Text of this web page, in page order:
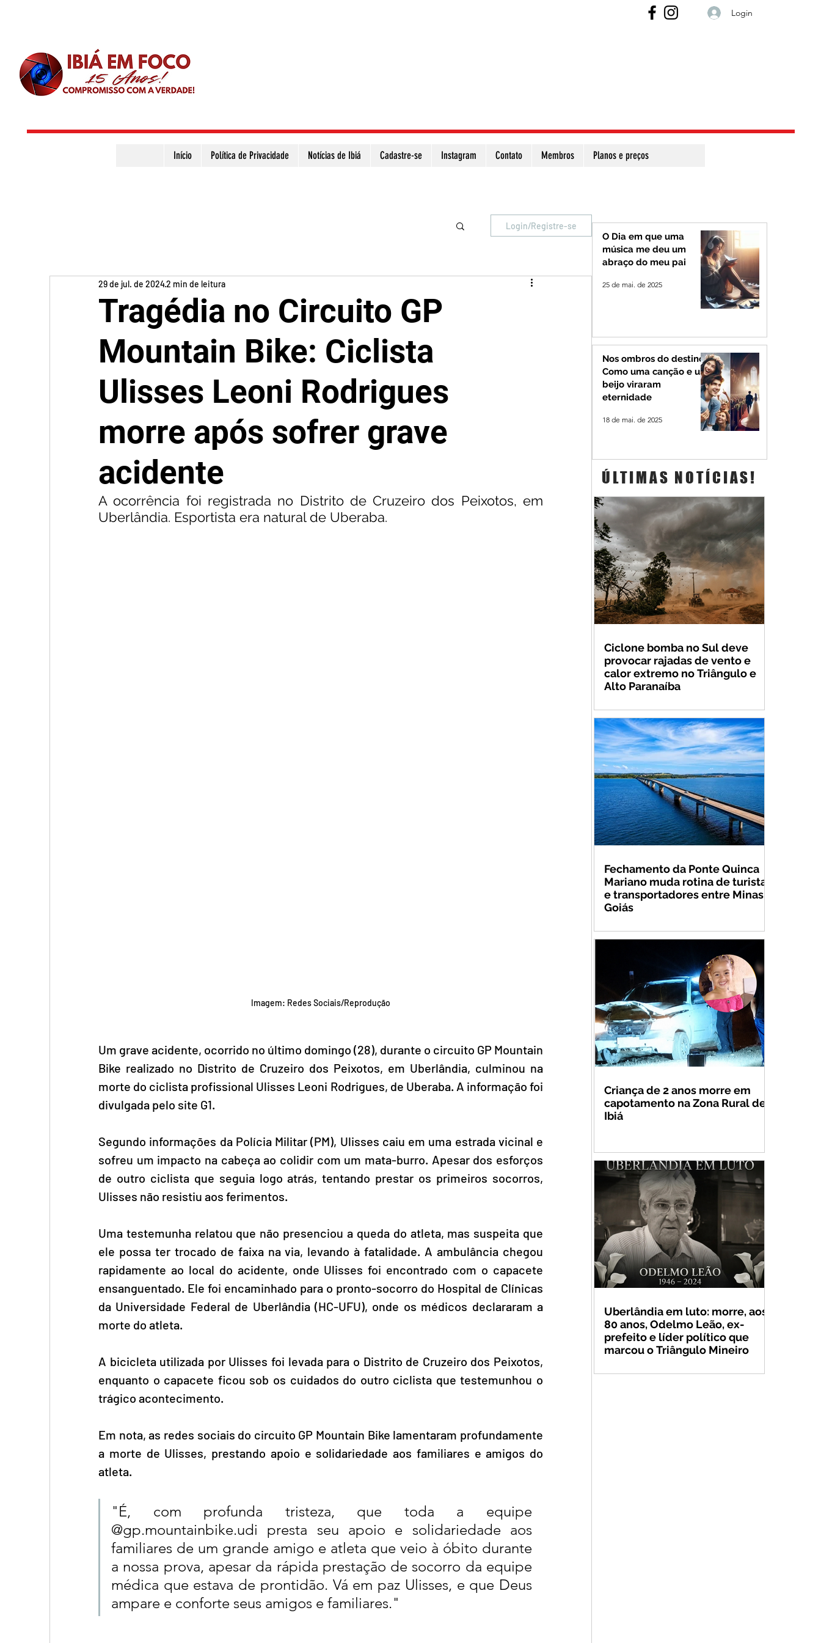
Login
Início Política de Privacidade Notícias de Ibiá Cadastre-se Instagram Contato Membros Planos e preços
Login/Registre-se
Tragédia no Circuito GP
Mountain Bike: Ciclista
Ulisses Leoni Rodrigues
morre após sofrer grave
acidente
29 de jul. de 20242 min de leitura
A ocorrência foi registrada no Distrito de Cruzeiro dos Peixotos, em
Uberlândia. Esportista era natural de Uberaba.
Imagem: Redes Sociais/Reprodução
Um grave acidente, ocorrido no último domingo (28), durante o circuito GP Mountain
Bike realizado no Distrito de Cruzeiro dos Peixotos, em Uberlândia, culminou na
morte do ciclista profissional Ulisses Leoni Rodrigues, de Uberaba. A informação foi
divulgada pelo site G1.
Segundo informações da Polícia Militar (PM), Ulisses caiu em uma estrada vicinal e
sofreu um impacto na cabeça ao colidir com um mata-burro. Apesar dos esforços
de outro ciclista que seguia logo atrás, tentando prestar os primeiros socorros,
Ulisses não resistiu aos ferimentos.
Uma testemunha relatou que não presenciou a queda do atleta, mas suspeita que
ele possa ter trocado de faixa na via, levando à fatalidade. A ambulância chegou
rapidamente ao local do acidente, onde Ulisses foi encontrado com o capacete
ensanguentado. Ele foi encaminhado para o pronto-socorro do Hospital de Clínicas
da Universidade Federal de Uberlândia (HC-UFU), onde os médicos declararam a
morte do atleta.
A bicicleta utilizada por Ulisses foi levada para o Distrito de Cruzeiro dos Peixotos,
enquanto o capacete ficou sob os cuidados do outro ciclista que testemunhou o
trágico acontecimento.
Em nota, as redes sociais do circuito GP Mountain Bike lamentaram profundamente
a morte de Ulisses, prestando apoio e solidariedade aos familiares e amigos do
atleta.
"É, com profunda tristeza, que toda a equipe
@gp.mountainbike.udi presta seu apoio e solidariedade aos
familiares de um grande amigo e atleta que veio à óbito durante
a nossa prova, apesar da rápida prestação de socorro da equipe
médica que estava de prontidão. Vá em paz Ulisses, e que Deus
ampare e conforte seus amigos e familiares."
O Dia em que uma
música me deu um
abraço do meu pai
25 de mai. de 2025
Nos ombros do destino:
Como uma canção e um
beijo viraram
eternidade
18 de mai. de 2025
ÚLTIMAS NOTÍCIAS!
Ciclone bomba no Sul deve
provocar rajadas de vento e
calor extremo no Triângulo e
Alto Paranaíba
Fechamento da Ponte Quinca
Mariano muda rotina de turistas
e transportadores entre Minas e
Goiás
Criança de 2 anos morre em
capotamento na Zona Rural de
Ibiá
Uberlândia em luto: morre, aos
80 anos, Odelmo Leão, ex-
prefeito e líder político que
marcou o Triângulo Mineiro